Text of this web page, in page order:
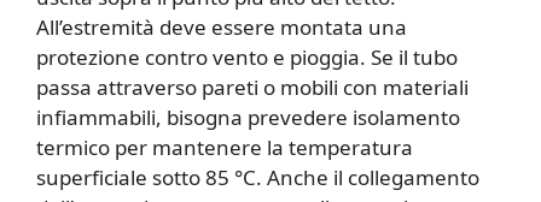
All’estremità deve essere montata una
protezione contro vento e pioggia. Se il tubo
passa attraverso pareti o mobili con materiali
infiammabili, bisogna prevedere isolamento
termico per mantenere la temperatura
superficiale sotto 85 °C. Anche il collegamento